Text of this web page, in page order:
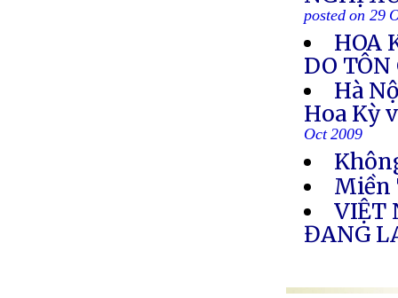
posted on 29
HOA
DO
Hà
Hoa Kỳ
Oct 2009
Miền
VIỆT
ĐANG